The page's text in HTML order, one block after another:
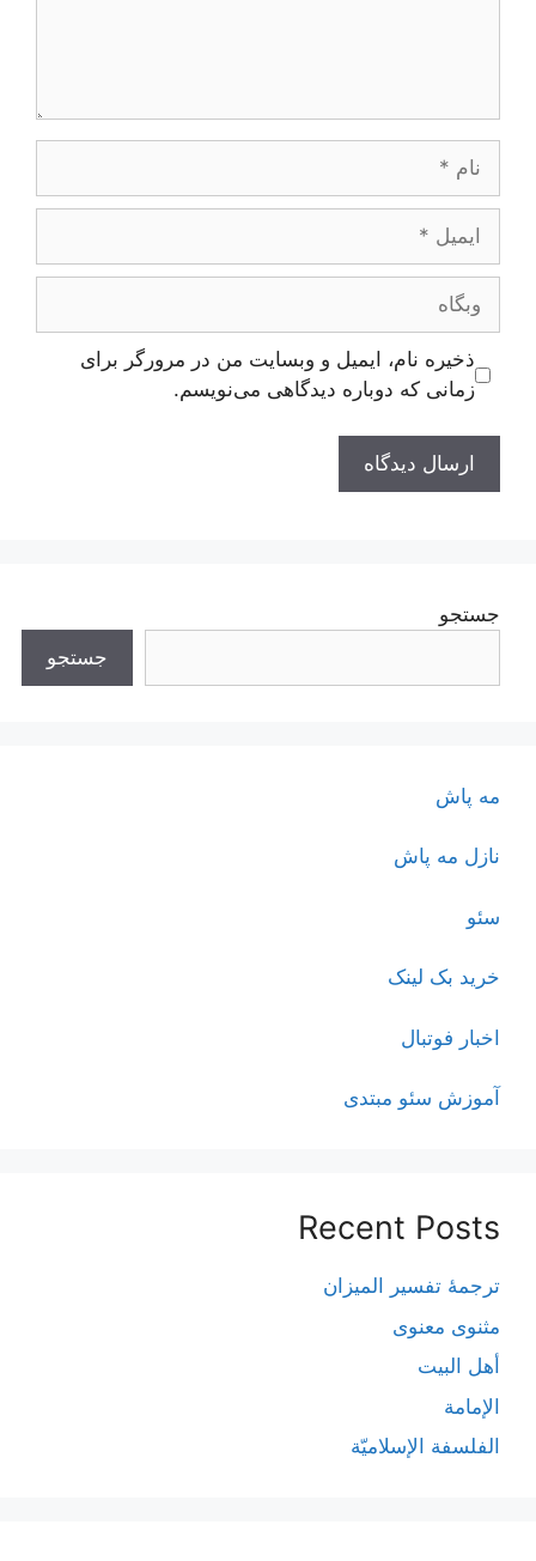
ایمیل
وبگاه
ذخیره نام، ایمیل و وبسایت من در مرورگر برای
زمانی که دوباره دیدگاهی می‌نویسم.
جستجو
جستجو
مه پاش
نازل مه پاش
سئو
خرید بک لینک
اخبار فوتبال
آموزش سئو مبتدی
Recent Posts
ترجمۀ تفسیر المیزان
مثنوی معنوی
أهل البيت
الإمامة
الفلسفة الإسلاميّة